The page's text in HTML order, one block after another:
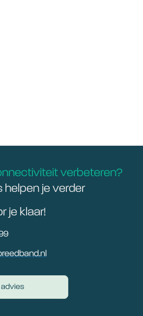
verbeteren?
helpen je verder
je klaar!
advies